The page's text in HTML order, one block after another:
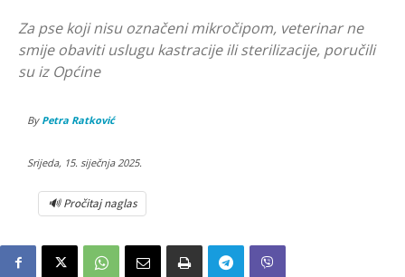
Za pse koji nisu označeni mikročipom, veterinar ne
smije obaviti uslugu kastracije ili sterilizacije, poručili
su iz Općine
By Petra Ratković
Srijeda, 15. siječnja 2025.
🔊 Pročitaj naglas